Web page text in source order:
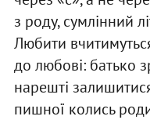
з роду, сумлінний
Любити
до любові: батько
нарешті
пишної колись